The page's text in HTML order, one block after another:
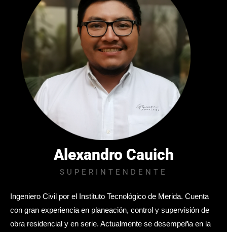
Alexandro Cauich
SUPERINTENDENTE
Ingeniero Civil por el Instituto Tecnológico de Merida. Cuenta
con gran experiencia en planeación, control y supervisión de
obra residencial y en serie. Actualmente se desempeña en la